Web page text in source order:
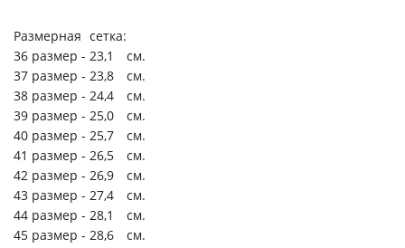
Размерная сетка:
36 размер - 23,1
см.
37 размер - 23,8
см.
38 размер - 24,4
см.
39 размер - 25,0
см.
40 размер - 25,7
см.
41 размер - 26,5
см.
42 размер - 26,9
см.
43 размер - 27,4
см.
44 размер - 28,1
см.
45 размер - 28,6 см.